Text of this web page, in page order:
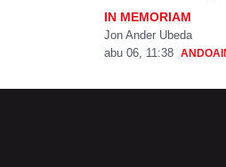
IN MEMORIAM
Jon Ander Ubeda
abu 06, 11:38